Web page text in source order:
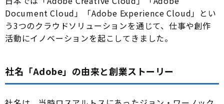
Document Cloud」「Adobe Experience Cloud」とい
う3つのクラウドソリューションを通じて、仕事や創作
活動にイノベーションを起こしてきました。
社名「Adobe」の由来と創業ストーリー